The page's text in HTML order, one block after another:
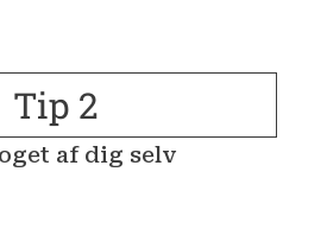
Tip 2
af dig selv